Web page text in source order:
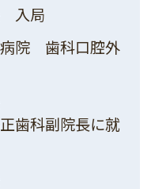
入局
院 歯科口腔外
歯科副院長に就